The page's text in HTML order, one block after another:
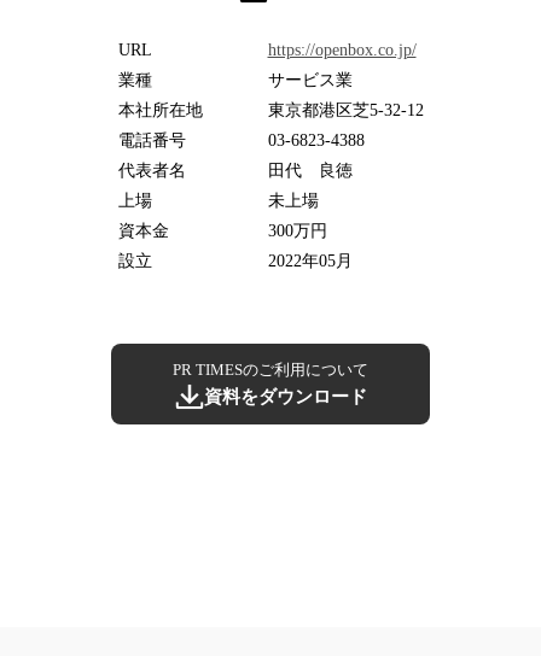
URL
https://openbox.co.jp/
業種
サービス業
本社所在地
東京都港区芝5-32-12
電話番号
03-6823-4388
代表者名
田代 良徳
上場
未上場
資本金
300万円
設立
2022年05月
PR TIMESのご利用について
資料をダウンロード